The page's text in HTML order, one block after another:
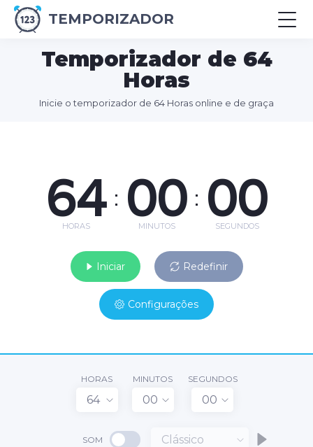
TEMPORIZADOR
Temporizador de 64
Horas
Inicie o temporizador de 64 Horas online e de graça
64
HORAS
: 00
MINUTOS
: 00
SEGUNDOS
Iniciar Redefinir
Configurações
HORAS
64
MINUTOS
00
SEGUNDOS
00
SOM Clássico